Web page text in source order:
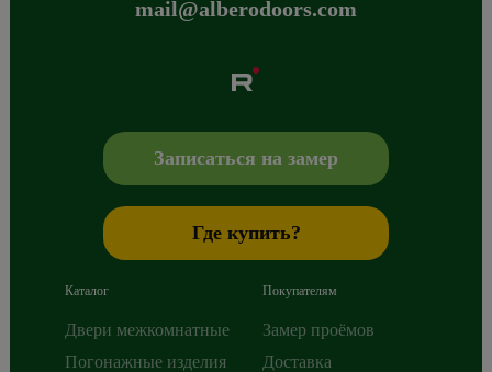
mail@alberodoors.com
+7 800 765 43 42,mail@alberodoors.com
Записаться на замер
Где купить?
Каталог
Двери межкомнатные
Погонажные изделия
Покупателям
Замер проёмов
Доставка